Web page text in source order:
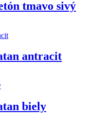
tmavo sivý
antracit
biely